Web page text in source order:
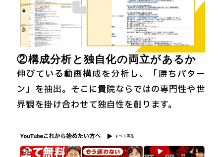
②構成分析と独自化の両立があるか
伸びている動画構成を分析し、「勝ちパター
ン」を抽出。そこに貴院ならではの専門性や世
界観を掛け合わせて独自性を創ります。